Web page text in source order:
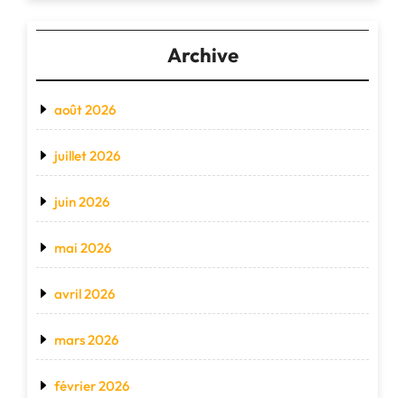
Archive
août 2026
juillet 2026
juin 2026
mai 2026
avril 2026
mars 2026
février 2026